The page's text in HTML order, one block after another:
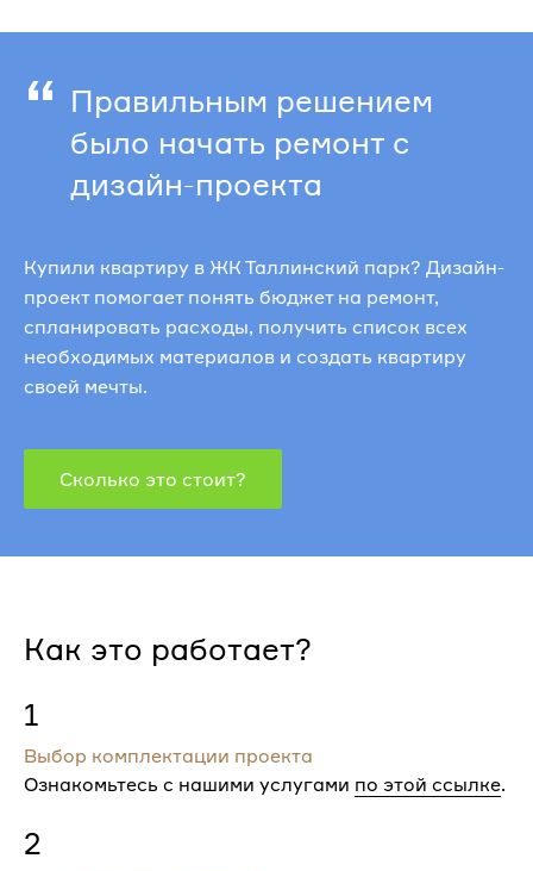
“ Правильным решением
было начать ремонт с
дизайн-проекта
Купили квартиру в ЖК Таллинский парк? Дизайн-
проект помогает понять бюджет на ремонт,
спланировать расходы, получить список всех
необходимых материалов и создать квартиру
своей мечты.
Сколько это стоит?
Как это работает?
1
Выбор комплектации проекта
Ознакомьтесь с нашими услугами по этой ссылке.
2